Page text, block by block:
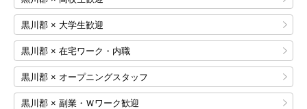
黒川郡 × 大学生歓迎
黒川郡 × 在宅ワーク・内職
黒川郡 × オープニングスタッフ
黒川郡 × 副業・Ｗワーク歓迎